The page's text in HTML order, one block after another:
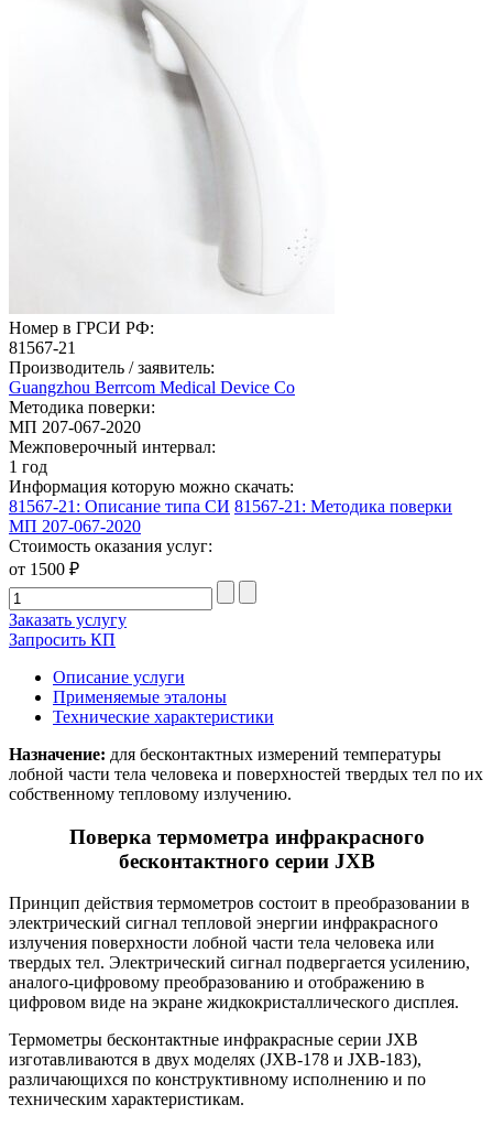
Номер в ГРСИ РФ:
81567-21
Производитель / заявитель:
Guangzhou Berrcom Medical Device Co
Методика поверки:
МП 207-067-2020
Межповерочный интервал:
1 год
Информация которую можно скачать:
81567-21: Описание типа СИ 81567-21: Методика поверки
МП 207-067-2020
Стоимость оказания услуг:
от 1500 ₽
Заказать услугу
Запросить КП
Описание услуги
Применяемые эталоны
Технические характеристики
Назначение: для бесконтактных измерений температуры
лобной части тела человека и поверхностей твердых тел по их
собственному тепловому излучению.
Поверка термометра инфракрасного
бесконтактного серии JXB
Принцип действия термометров состоит в преобразовании в
электрический сигнал тепловой энергии инфракрасного
излучения поверхности лобной части тела человека или
твердых тел. Электрический сигнал подвергается усилению,
аналого-цифровому преобразованию и отображению в
цифровом виде на экране жидкокристаллического дисплея.
Термометры бесконтактные инфракрасные серии JXB
изготавливаются в двух моделях (JXB-178 и JXB-183),
различающихся по конструктивному исполнению и по
техническим характеристикам.